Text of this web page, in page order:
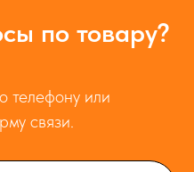
по товару?
телефону или
связи.